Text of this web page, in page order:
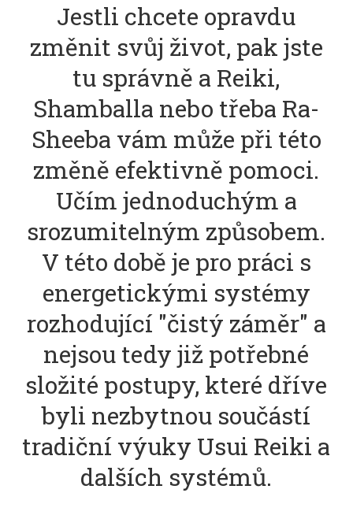
Jestli chcete opravdu
změnit svůj život, pak jste
tu správně a Reiki,
Shamballa nebo třeba Ra-
Sheeba vám může při této
změně efektivně pomoci.
Učím jednoduchým a
srozumitelným způsobem.
V této době je pro práci s
energetickými systémy
rozhodující "čistý záměr" a
nejsou tedy již potřebné
složité postupy, které dříve
byli nezbytnou součástí
tradiční výuky Usui Reiki a
dalších systémů.